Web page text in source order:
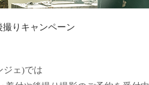
撮りキャンペーン
ジェ)では